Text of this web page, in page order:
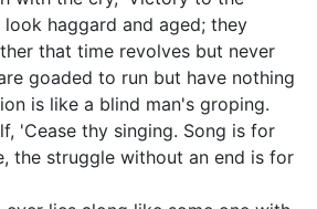
look haggard and aged; they
that time revolves but never
goaded to run but have nothing
is like a blind man's groping.
thy singing. Song is for
the struggle without an end is for